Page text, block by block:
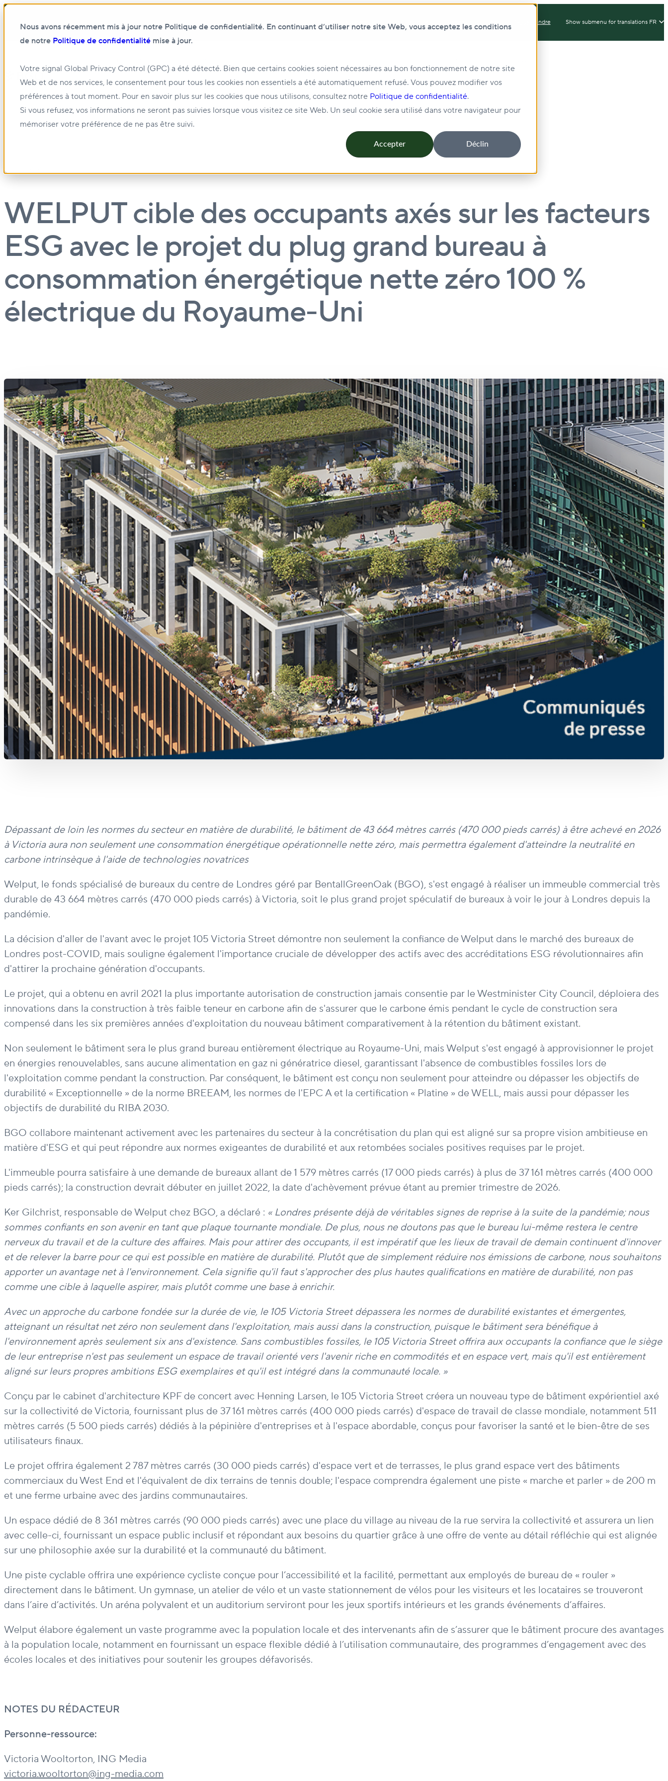
Nous avons récemment mis à jour notre Politique de confidentialité. En continuant d’utiliser notre site Web, vous acceptez les conditions
de notre Politique de confidentialité mise à jour.
Votre signal Global Privacy Control (GPC) a été détecté. Bien que certains cookies soient nécessaires au bon fonctionnement de notre site
Web et de nos services, le consentement pour tous les cookies non essentiels a été automatiquement refusé. Vous pouvez modifier vos
préférences à tout moment. Pour en savoir plus sur les cookies que nous utilisons, consultez notre Politique de confidentialité.
Si vous refusez, vos informations ne seront pas suivies lorsque vous visitez ce site Web. Un seul cookie sera utilisé dans votre navigateur pour
mémoriser votre préférence de ne pas être suivi.
Accepter Déclin
Show submenu for ClikFIX ClikFIX Connexion du Client Nous Joindre Show submenu for translations FR
Show submenu for Gestion et location Gestion et location Show submenu for Durabilité Durabilité
WELPUT cible des occupants axés sur les facteurs
ESG avec le projet du plug grand bureau à
consommation énergétique nette zéro 100 %
électrique du Royaume-Uni
Dépassant de loin les normes du secteur en matière de durabilité, le bâtiment de 43 664 mètres carrés (470 000 pieds carrés) à être achevé en 2026
à Victoria aura non seulement une consommation énergétique opérationnelle nette zéro, mais permettra également d'atteindre la neutralité en
carbone intrinsèque à l'aide de technologies novatrices
Welput, le fonds spécialisé de bureaux du centre de Londres géré par BentallGreenOak (BGO), s'est engagé à réaliser un immeuble commercial très
durable de 43 664 mètres carrés (470 000 pieds carrés) à Victoria, soit le plus grand projet spéculatif de bureaux à voir le jour à Londres depuis la
pandémie.
La décision d'aller de l'avant avec le projet 105 Victoria Street démontre non seulement la confiance de Welput dans le marché des bureaux de
Londres post-COVID, mais souligne également l'importance cruciale de développer des actifs avec des accréditations ESG révolutionnaires afin
d'attirer la prochaine génération d'occupants.
Le projet, qui a obtenu en avril 2021 la plus importante autorisation de construction jamais consentie par le Westminister City Council, déploiera des
innovations dans la construction à très faible teneur en carbone afin de s'assurer que le carbone émis pendant le cycle de construction sera
compensé dans les six premières années d'exploitation du nouveau bâtiment comparativement à la rétention du bâtiment existant.
Non seulement le bâtiment sera le plus grand bureau entièrement électrique au Royaume-Uni, mais Welput s'est engagé à approvisionner le projet
en énergies renouvelables, sans aucune alimentation en gaz ni génératrice diesel, garantissant l'absence de combustibles fossiles lors de
l'exploitation comme pendant la construction. Par conséquent, le bâtiment est conçu non seulement pour atteindre ou dépasser les objectifs de
durabilité « Exceptionnelle » de la norme BREEAM, les normes de l'EPC A et la certification « Platine » de WELL, mais aussi pour dépasser les
objectifs de durabilité du RIBA 2030.
BGO collabore maintenant activement avec les partenaires du secteur à la concrétisation du plan qui est aligné sur sa propre vision ambitieuse en
matière d'ESG et qui peut répondre aux normes exigeantes de durabilité et aux retombées sociales positives requises par le projet.
L'immeuble pourra satisfaire à une demande de bureaux allant de 1 579 mètres carrés (17 000 pieds carrés) à plus de 37 161 mètres carrés (400 000
pieds carrés); la construction devrait débuter en juillet 2022, la date d'achèvement prévue étant au premier trimestre de 2026.
Ker Gilchrist, responsable de Welput chez BGO, a déclaré : « Londres présente déjà de véritables signes de reprise à la suite de la pandémie; nous
sommes confiants en son avenir en tant que plaque tournante mondiale. De plus, nous ne doutons pas que le bureau lui-même restera le centre
nerveux du travail et de la culture des affaires. Mais pour attirer des occupants, il est impératif que les lieux de travail de demain continuent d'innover
et de relever la barre pour ce qui est possible en matière de durabilité. Plutôt que de simplement réduire nos émissions de carbone, nous souhaitons
apporter un avantage net à l'environnement. Cela signifie qu'il faut s'approcher des plus hautes qualifications en matière de durabilité, non pas
comme une cible à laquelle aspirer, mais plutôt comme une base à enrichir.
Avec un approche du carbone fondée sur la durée de vie, le 105 Victoria Street dépassera les normes de durabilité existantes et émergentes,
atteignant un résultat net zéro non seulement dans l'exploitation, mais aussi dans la construction, puisque le bâtiment sera bénéfique à
l'environnement après seulement six ans d'existence. Sans combustibles fossiles, le 105 Victoria Street offrira aux occupants la confiance que le siège
de leur entreprise n'est pas seulement un espace de travail orienté vers l'avenir riche en commodités et en espace vert, mais qu'il est entièrement
aligné sur leurs propres ambitions ESG exemplaires et qu'il est intégré dans la communauté locale. »
Conçu par le cabinet d'architecture KPF de concert avec Henning Larsen, le 105 Victoria Street créera un nouveau type de bâtiment expérientiel axé
sur la collectivité de Victoria, fournissant plus de 37 161 mètres carrés (400 000 pieds carrés) d'espace de travail de classe mondiale, notamment 511
mètres carrés (5 500 pieds carrés) dédiés à la pépinière d'entreprises et à l'espace abordable, conçus pour favoriser la santé et le bien-être de ses
utilisateurs finaux.
Le projet offrira également 2 787 mètres carrés (30 000 pieds carrés) d'espace vert et de terrasses, le plus grand espace vert des bâtiments
commerciaux du West End et l'équivalent de dix terrains de tennis double; l'espace comprendra également une piste « marche et parler » de 200 m
et une ferme urbaine avec des jardins communautaires.
Un espace dédié de 8 361 mètres carrés (90 000 pieds carrés) avec une place du village au niveau de la rue servira la collectivité et assurera un lien
avec celle-ci, fournissant un espace public inclusif et répondant aux besoins du quartier grâce à une offre de vente au détail réfléchie qui est alignée
sur une philosophie axée sur la durabilité et la communauté du bâtiment.
Une piste cyclable offrira une expérience cycliste conçue pour l’accessibilité et la facilité, permettant aux employés de bureau de « rouler »
directement dans le bâtiment. Un gymnase, un atelier de vélo et un vaste stationnement de vélos pour les visiteurs et les locataires se trouveront
dans l’aire d’activités. Un aréna polyvalent et un auditorium serviront pour les jeux sportifs intérieurs et les grands événements d’affaires.
Welput élabore également un vaste programme avec la population locale et des intervenants afin de s’assurer que le bâtiment procure des avantages
à la population locale, notamment en fournissant un espace flexible dédié à l’utilisation communautaire, des programmes d’engagement avec des
écoles locales et des initiatives pour soutenir les groupes défavorisés.
NOTES DU RÉDACTEUR
Personne-ressource:
Victoria Wooltorton, ING Media
victoria.wooltorton@ing-media.com